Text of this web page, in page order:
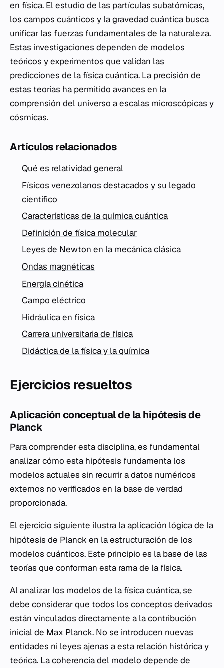
en física. El estudio de las partículas subatómicas,
los campos cuánticos y la gravedad cuántica busca
unificar las fuerzas fundamentales de la naturaleza.
Estas investigaciones dependen de modelos
teóricos y experimentos que validan las
predicciones de la física cuántica. La precisión de
estas teorías ha permitido avances en la
comprensión del universo a escalas microscópicas y
cósmicas.
Artículos relacionados
Qué es relatividad general
Físicos venezolanos destacados y su legado
científico
Características de la química cuántica
Definición de física molecular
Leyes de Newton en la mecánica clásica
Ondas magnéticas
Energía cinética
Campo eléctrico
Hidráulica en física
Carrera universitaria de física
Didáctica de la física y la química
Ejercicios resueltos
Aplicación conceptual de la hipótesis de
Planck
Para comprender esta disciplina, es fundamental
analizar cómo esta hipótesis fundamenta los
modelos actuales sin recurrir a datos numéricos
externos no verificados en la base de verdad
proporcionada.
El ejercicio siguiente ilustra la aplicación lógica de la
hipótesis de Planck en la estructuración de los
modelos cuánticos. Este principio es la base de las
teorías que conforman esta rama de la física.
Al analizar los modelos de la física cuántica, se
debe considerar que todos los conceptos derivados
están vinculados directamente a la contribución
inicial de Max Planck. No se introducen nuevas
entidades ni leyes ajenas a esta relación histórica y
teórica. La coherencia del modelo depende de